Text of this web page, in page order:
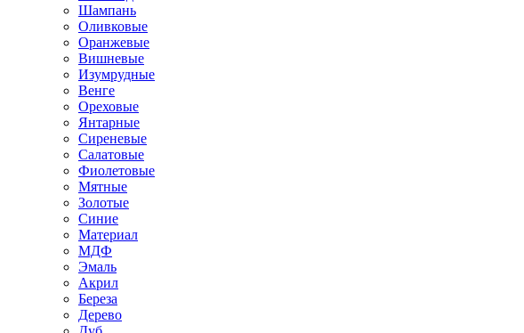
Шампань
Оливковые
Оранжевые
Вишневые
Изумрудные
Венге
Ореховые
Янтарные
Сиреневые
Салатовые
Фиолетовые
Мятные
Золотые
Синие
Материал
МДФ
Эмаль
Акрил
Береза
Дерево